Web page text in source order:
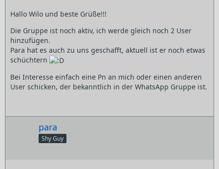
Hallo Wilo und beste Grüße!!!
Die Gruppe ist noch aktiv, ich werde gleich noch 2 User
hinzufügen.
Para hat es auch zu uns geschafft, aktuell ist er noch etwas
schüchtern
Bei Interesse einfach eine Pn an mich oder einen anderen
User schicken, der bekanntlich in der WhatsApp Gruppe ist.
para
Shy Guy